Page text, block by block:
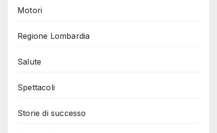
Motori
Regione Lombardia
Salute
Spettacoli
Storie di successo